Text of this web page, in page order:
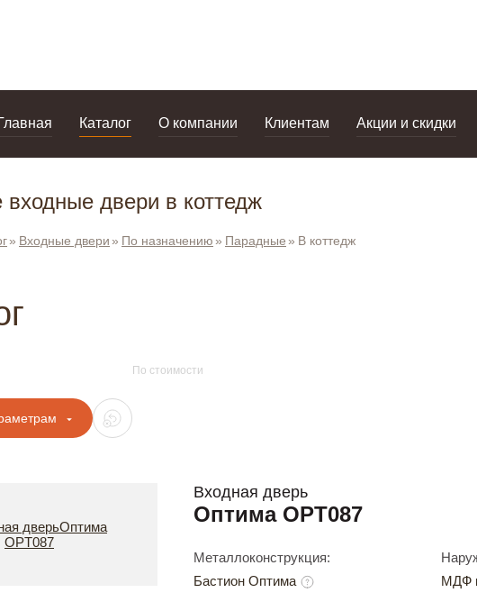
Каталог О компании Клиентам Акции и скидки
двери в коттедж
Входные двери По назначению Парадные В коттедж
По стоимости
Входная дверь
Оптима OPT087
Металлоконструкция:
Бастион Оптима
МДФ